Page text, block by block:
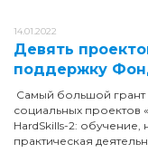
14.01.2022
Девять
поддержку
Самый большой
социальных
HardSkills-2:
практическая